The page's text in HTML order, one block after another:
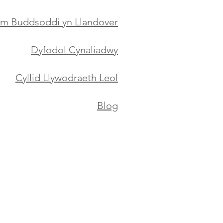
Buddsoddi yn Llandover
Dyfodol Cynaliadwy
Cyllid Llywodraeth Leol
Blog